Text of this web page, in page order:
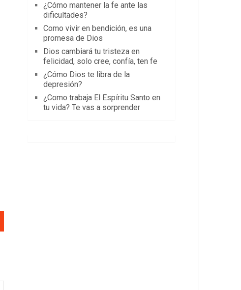
¿Cómo mantener la fe ante las
dificultades?
Como vivir en bendición, es una
promesa de Dios
Dios cambiará tu tristeza en
felicidad, solo cree, confía, ten fe
¿Cómo Dios te libra de la
depresión?
¿Como trabaja El Espíritu Santo en
tu vida? Te vas a sorprender